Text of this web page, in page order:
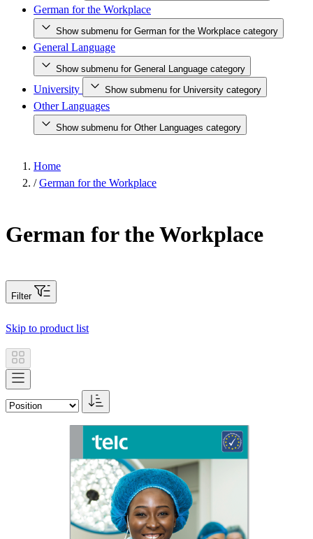
German for the Workplace
Show submenu for German for the Workplace category
General Language
Show submenu for General Language category
University Show submenu for University category
Other Languages
Show submenu for Other Languages category
Home
/ German for the Workplace
German for the Workplace
Filter
Skip to product list